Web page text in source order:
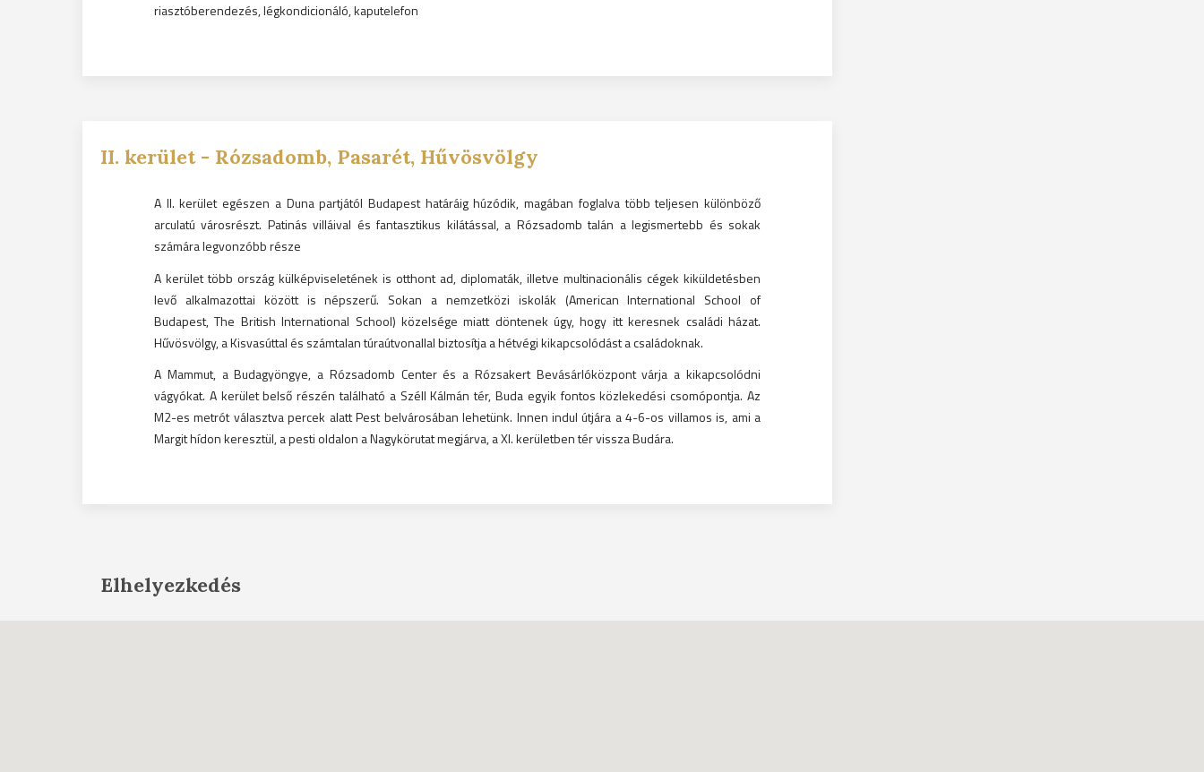
riasztóberendezés, légkondicionáló, kaputelefon
II. kerület - Rózsadomb, Pasarét, Hűvösvölgy
A II. kerület egészen a Duna partjától Budapest határáig húzódik, magában foglalva több teljesen különböző
arculatú városrészt. Patinás villáival és fantasztikus kilátással, a Rózsadomb talán a legismertebb és sokak
számára legvonzóbb része
A kerület több ország külképviseletének is otthont ad, diplomaták, illetve multinacionális cégek kiküldetésben
levő alkalmazottai között is népszerű. Sokan a nemzetközi iskolák (American International School of
Budapest, The British International School) közelsége miatt döntenek úgy, hogy itt keresnek családi házat.
Hűvösvölgy, a Kisvasúttal és számtalan túraútvonallal biztosítja a hétvégi kikapcsolódást a családoknak.
A Mammut, a Budagyöngye, a Rózsadomb Center és a Rózsakert Bevásárlóközpont várja a kikapcsolódni
vágyókat. A kerület belső részén található a Széll Kálmán tér, Buda egyik fontos közlekedési csomópontja. Az
M2-es metrót választva percek alatt Pest belvárosában lehetünk. Innen indul útjára a 4-6-os villamos is, ami a
Margit hídon keresztül, a pesti oldalon a Nagykörutat megjárva, a XI. kerületben tér vissza Budára.
Elhelyezkedés